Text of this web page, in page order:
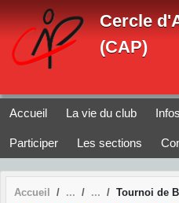
Cercle
(CAP)
Accueil La vie du club
Participer Les sections
Accueil Tournoi de
Panneau de gestion des cookies